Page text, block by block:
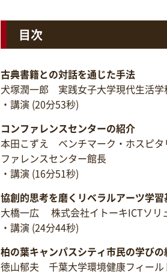
目次
古典書籍との対話を通じた手法
犬塚潤一郎 実践女子大学現代生活学
・講演 (20分53秒)
コンファレンスセンターの紹介
本田こずえ ベンチマーク・ホスピタ
ファレンスセンター館長
・講演 (16分51秒)
協創的思考を磨くリベラルアーツ学習
大橋一広 株式会社イトーキICTソリ
・講演 (24分44秒)
柏の葉キャンパスシティ市民の学びの
徳山郁夫 千葉大学環境健康フィール